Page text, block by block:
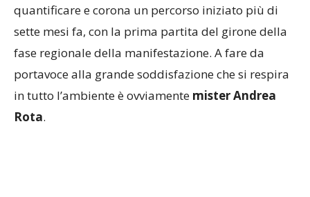
quantificare e corona un percorso iniziato più di
sette mesi fa, con la prima partita del girone della
fase regionale della manifestazione. A fare da
portavoce alla grande soddisfazione che si respira
in tutto l’ambiente è ovviamente mister Andrea
Rota.